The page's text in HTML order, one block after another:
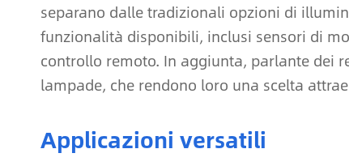
separano dalle tradizionali opzioni di
funzionalità disponibili, inclusi sensori di
controllo remoto. In aggiunta, parlante dei
lampade, che rendono loro una scelta
Applicazioni versatili